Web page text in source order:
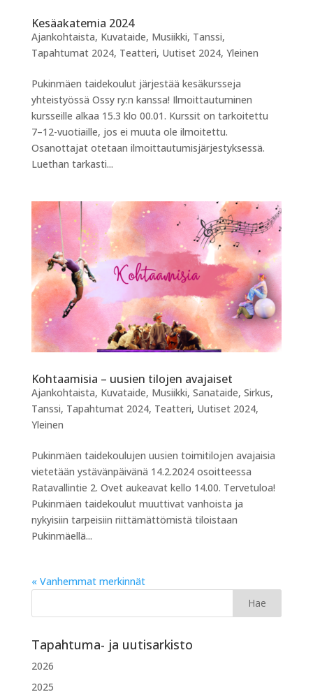
Kesäakatemia 2024
Ajankohtaista, Kuvataide, Musiikki, Tanssi,
Tapahtumat 2024, Teatteri, Uutiset 2024, Yleinen
Pukinmäen taidekoulut järjestää kesäkursseja
yhteistyössä Ossy ry:n kanssa! Ilmoittautuminen
kursseille alkaa 15.3 klo 00.01. Kurssit on tarkoitettu
7–12-vuotiaille, jos ei muuta ole ilmoitettu.
Osanottajat otetaan ilmoittautumisjärjestyksessä.
Luethan tarkasti...
Kohtaamisia – uusien tilojen avajaiset
Ajankohtaista, Kuvataide, Musiikki, Sanataide, Sirkus,
Tanssi, Tapahtumat 2024, Teatteri, Uutiset 2024,
Yleinen
Pukinmäen taidekoulujen uusien toimitilojen avajaisia
vietetään ystävänpäivänä 14.2.2024 osoitteessa
Ratavallintie 2. Ovet aukeavat kello 14.00. Tervetuloa!
Pukinmäen taidekoulut muuttivat vanhoista ja
nykyisiin tarpeisiin riittämättömistä tiloistaan
Pukinmäellä...
« Vanhemmat merkinnät
Tapahtuma- ja uutisarkisto
2026
2025